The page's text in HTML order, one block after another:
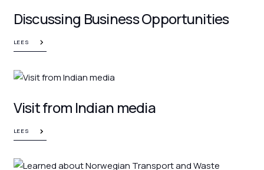
Discussing Business Opportunities
LEES
Visit from Indian media
LEES